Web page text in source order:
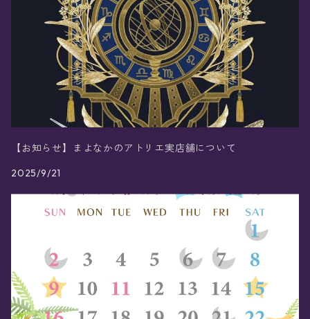
【お知らせ】まよなかのアトリエ実店舗について
2025/9/21